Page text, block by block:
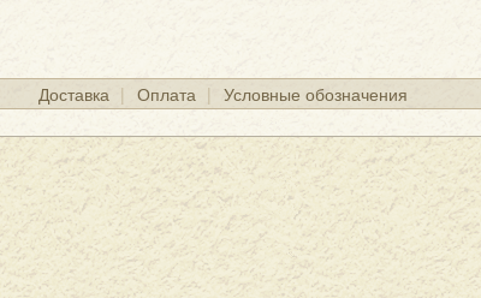
Доставка Оплата Условные обозначения